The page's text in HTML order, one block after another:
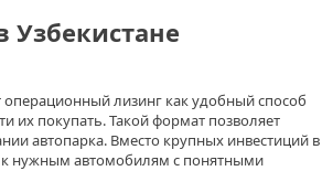
лизинг как удобный способ
их покупать. Такой формат позволяет
автопарка. Вместо крупных инвестиций в
к нужным автомобилям с понятными